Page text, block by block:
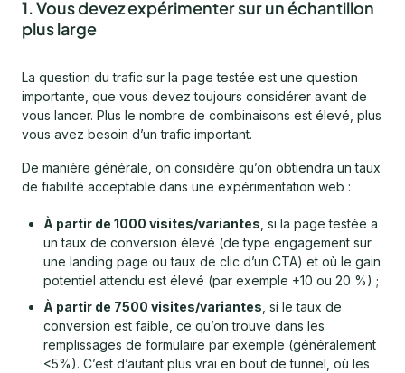
1. Vous devez expérimenter sur un échantillon
plus large
La question du trafic sur la page testée est une question
importante, que vous devez toujours considérer avant de
vous lancer. Plus le nombre de combinaisons est élevé, plus
vous avez besoin d’un trafic important.
De manière générale, on considère qu’on obtiendra un taux
de fiabilité acceptable dans une expérimentation web :
À partir de 1000 visites/variantes , si la page testée a
un taux de conversion élevé (de type engagement sur
une landing page ou taux de clic d’un CTA) et où le gain
potentiel attendu est élevé (par exemple +10 ou 20 %) ;
À partir de 7500 visites/variantes , si le taux de
conversion est faible, ce qu’on trouve dans les
remplissages de formulaire par exemple (généralement
<5%). C’est d’autant plus vrai en bout de tunnel, où les